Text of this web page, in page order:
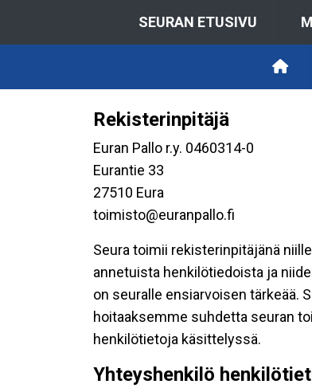
SEURAN ETUSIVU
Rekisterinpitäjä
Euran Pallo r.y. 0460314-0
Eurantie 33
27510 Eura
toimisto@euranpallo.fi
Seura toimii rekisterinpitäjänä
annetuista henkilötiedoista ja
on seuralle ensiarvoisen tärkeää.
hoitaaksemme suhdetta seuran
henkilötietoja käsittelyssä.
Yhteyshenkilö